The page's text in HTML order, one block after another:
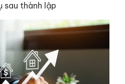
sau thành lập